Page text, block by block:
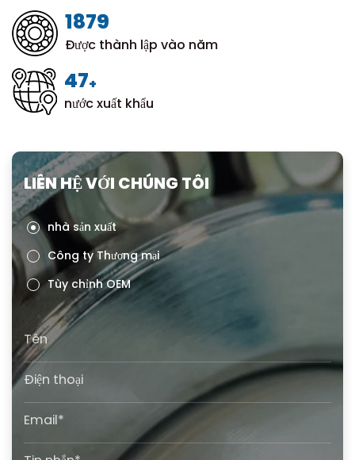
1999
Được thành lập vào năm
50+
nước xuất khẩu
LIÊN HỆ VỚI CHÚNG TÔI
nhà sản xuất
Công ty Thương mại
Tùy chỉnh OEM